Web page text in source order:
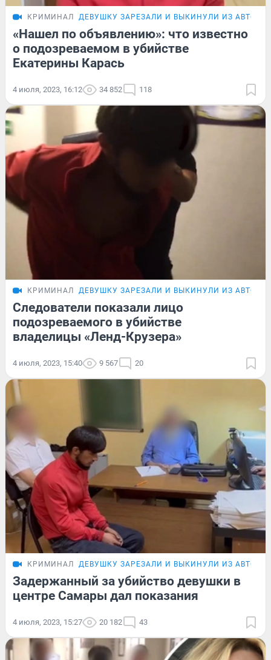
КРИМИНАЛ ДЕВУШКУ ЗАРЕЗАЛИ И ВЫКИНУЛИ ИЗ АВТО
«Нашел по объявлению»: что известно
о подозреваемом в убийстве
Екатерины Карась
4 июля, 2023, 16:12 34 852 118
КРИМИНАЛ ДЕВУШКУ ЗАРЕЗАЛИ И ВЫКИНУЛИ ИЗ АВТО
Следователи показали лицо
подозреваемого в убийстве
владелицы «Ленд-Крузера»
4 июля, 2023, 15:40 9 567 20
КРИМИНАЛ ДЕВУШКУ ЗАРЕЗАЛИ И ВЫКИНУЛИ ИЗ АВТО
Задержанный за убийство девушки в
центре Самары дал показания
4 июля, 2023, 15:27 20 182 43